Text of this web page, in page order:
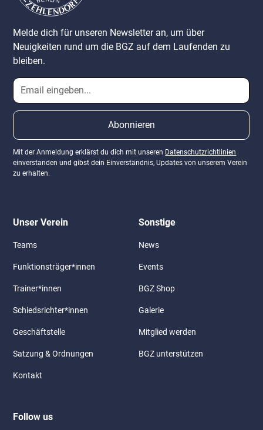
Melde dich für unseren Newsletter an, um über
Neuigkeiten rund um die BGZ auf dem Laufenden zu
bleiben.
Mit der Anmeldung erklärst du dich mit unseren Datenschutzrichtlinien
einverstanden und gibst dein Einverständnis, Updates von unserem Verein
zu erhalten.
Unser Verein
Teams
Funktionsträger*innen
Trainer*innen
Schiedsrichter*innen
Geschäftstelle
Satzung & Ordnungen
Kontakt
Sonstige
News
Events
BGZ Shop
Galerie
Mitglied werden
BGZ unterstützen
Follow us